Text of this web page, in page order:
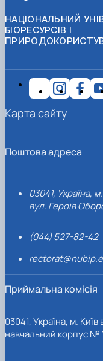
НАЦІОНАЛЬНИЙ
БІОРЕСУРСІВ І
Поштова адреса
03041, Україна,
вул. Героїв
(044) 527-82-42
Приймальна комісія
03041, Україна, м.
навчальний корпус №
Карта сайту